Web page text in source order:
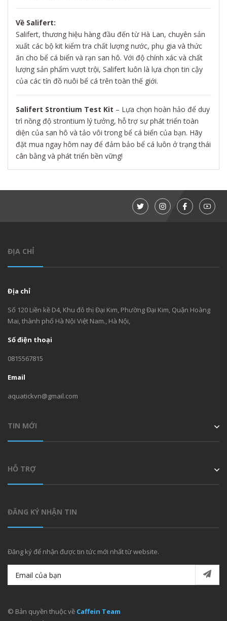
Về Salifert:
Salifert, thương hiệu hàng đầu đến từ Hà Lan, chuyên sản
xuất các bộ kit kiểm tra chất lượng nước, phụ gia và thức
ăn cho bể cá biển và rạn san hô. Với độ chính xác và chất
lượng sản phẩm vượt trội, Salifert luôn là lựa chọn tin cậy
của các tín đồ nuôi bể cá trên toàn thế giới.
Salifert Strontium Test Kit – Lựa chọn hoàn hảo để duy
trì nồng độ strontium lý tưởng, hỗ trợ sự phát triển toàn
diện của san hô và tảo vôi trong bể cá biển của bạn. Hãy
đặt mua ngay hôm nay để đảm bảo bể cá luôn ở trạng thái
cân bằng và phát triển bền vững!
ĐỊA CHỈ
Địa chỉ
Số 120 Liền kề D4, Khu đô thị Đại Kim, Phường Đại Kim, Quận Hoàng
Mai, thành phố Hà Nội Việt Nam., Hà Nội,
Số điện thoại
0815567815
Email
aquatickvn@gmail.com
TIN MỚI
HỖ TRỢ
ĐĂNG KÝ NHẬN TIN
Đăng ký để nhận được tin tức mới nhất từ website.
© Bản quyền thuộc về Caffein Team